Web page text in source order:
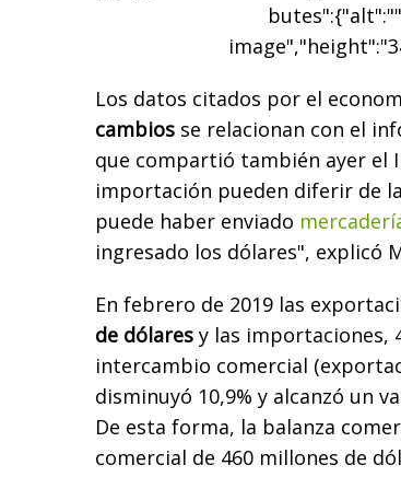
Los datos citados por el
cambios se relacionan con el
que compartió también ayer el
importación pueden diferir de
puede haber enviado
ingresado los dólares", explicó
En febrero de 2019 las
de dólares y las importaciones,
intercambio comercial
disminuyó 10,9% y alcanzó un
De esta forma, la balanza
comercial de 460 millones de